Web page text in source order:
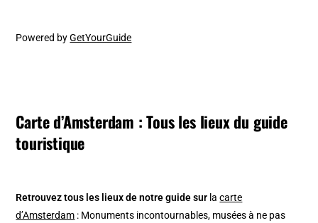
Powered byGetYourGuide
Carte d’Amsterdam : Tous les lieux du guide
touristique
Retrouvez tous les lieux de notre guide sur lacarte
d’Amsterdam : Monuments incontournables, musées à ne pas